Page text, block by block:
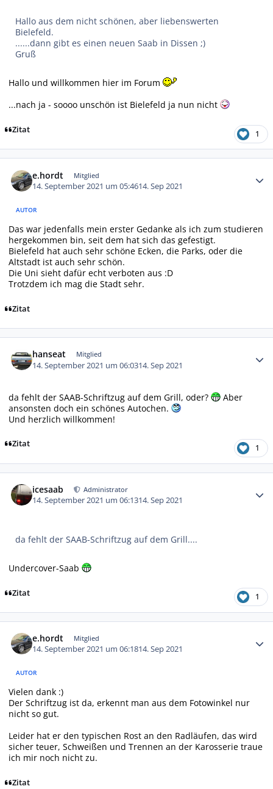
Hallo aus dem nicht schönen, aber liebenswerten
Bielefeld.
......dann gibt es einen neuen Saab in Dissen ;)
Gruß
Hallo und willkommen hier im Forum
...nach ja - soooo unschön ist Bielefeld ja nun nicht
Zitat 1
e.hordt Mitglied
14. September 2021 um 05:4614. Sep 2021
AUTOR
Das war jedenfalls mein erster Gedanke als ich zum studieren
hergekommen bin, seit dem hat sich das gefestigt.
Bielefeld hat auch sehr schöne Ecken, die Parks, oder die
Altstadt ist auch sehr schön.
Die Uni sieht dafür echt verboten aus :D
Trotzdem ich mag die Stadt sehr.
Zitat
hanseat Mitglied
14. September 2021 um 06:0314. Sep 2021
da fehlt der SAAB-Schriftzug auf dem Grill, oder?
Aber
ansonsten doch ein schönes Autochen.
Und herzlich willkommen!
Zitat 1
icesaab Administrator
14. September 2021 um 06:1314. Sep 2021
da fehlt der SAAB-Schriftzug auf dem Grill....
Undercover-Saab
Zitat 1
e.hordt Mitglied
14. September 2021 um 06:1814. Sep 2021
AUTOR
Vielen dank :)
Der Schriftzug ist da, erkennt man aus dem Fotowinkel nur
nicht so gut.
Leider hat er den typischen Rost an den Radläufen, das wird
sicher teuer, Schweißen und Trennen an der Karosserie traue
ich mir noch nicht zu.
Zitat